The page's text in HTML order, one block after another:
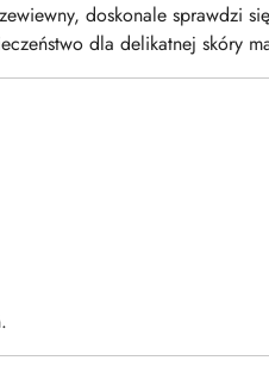
doskonale sprawdzi
dla delikatnej skóry